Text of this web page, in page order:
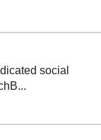
social
...